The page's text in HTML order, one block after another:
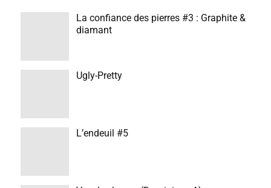
La confiance des pierres #3 : Graphite &
diamant
Ugly-Pretty
L’endeuil #5